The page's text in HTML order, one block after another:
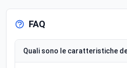
FAQ
Quali sono le caratteristiche